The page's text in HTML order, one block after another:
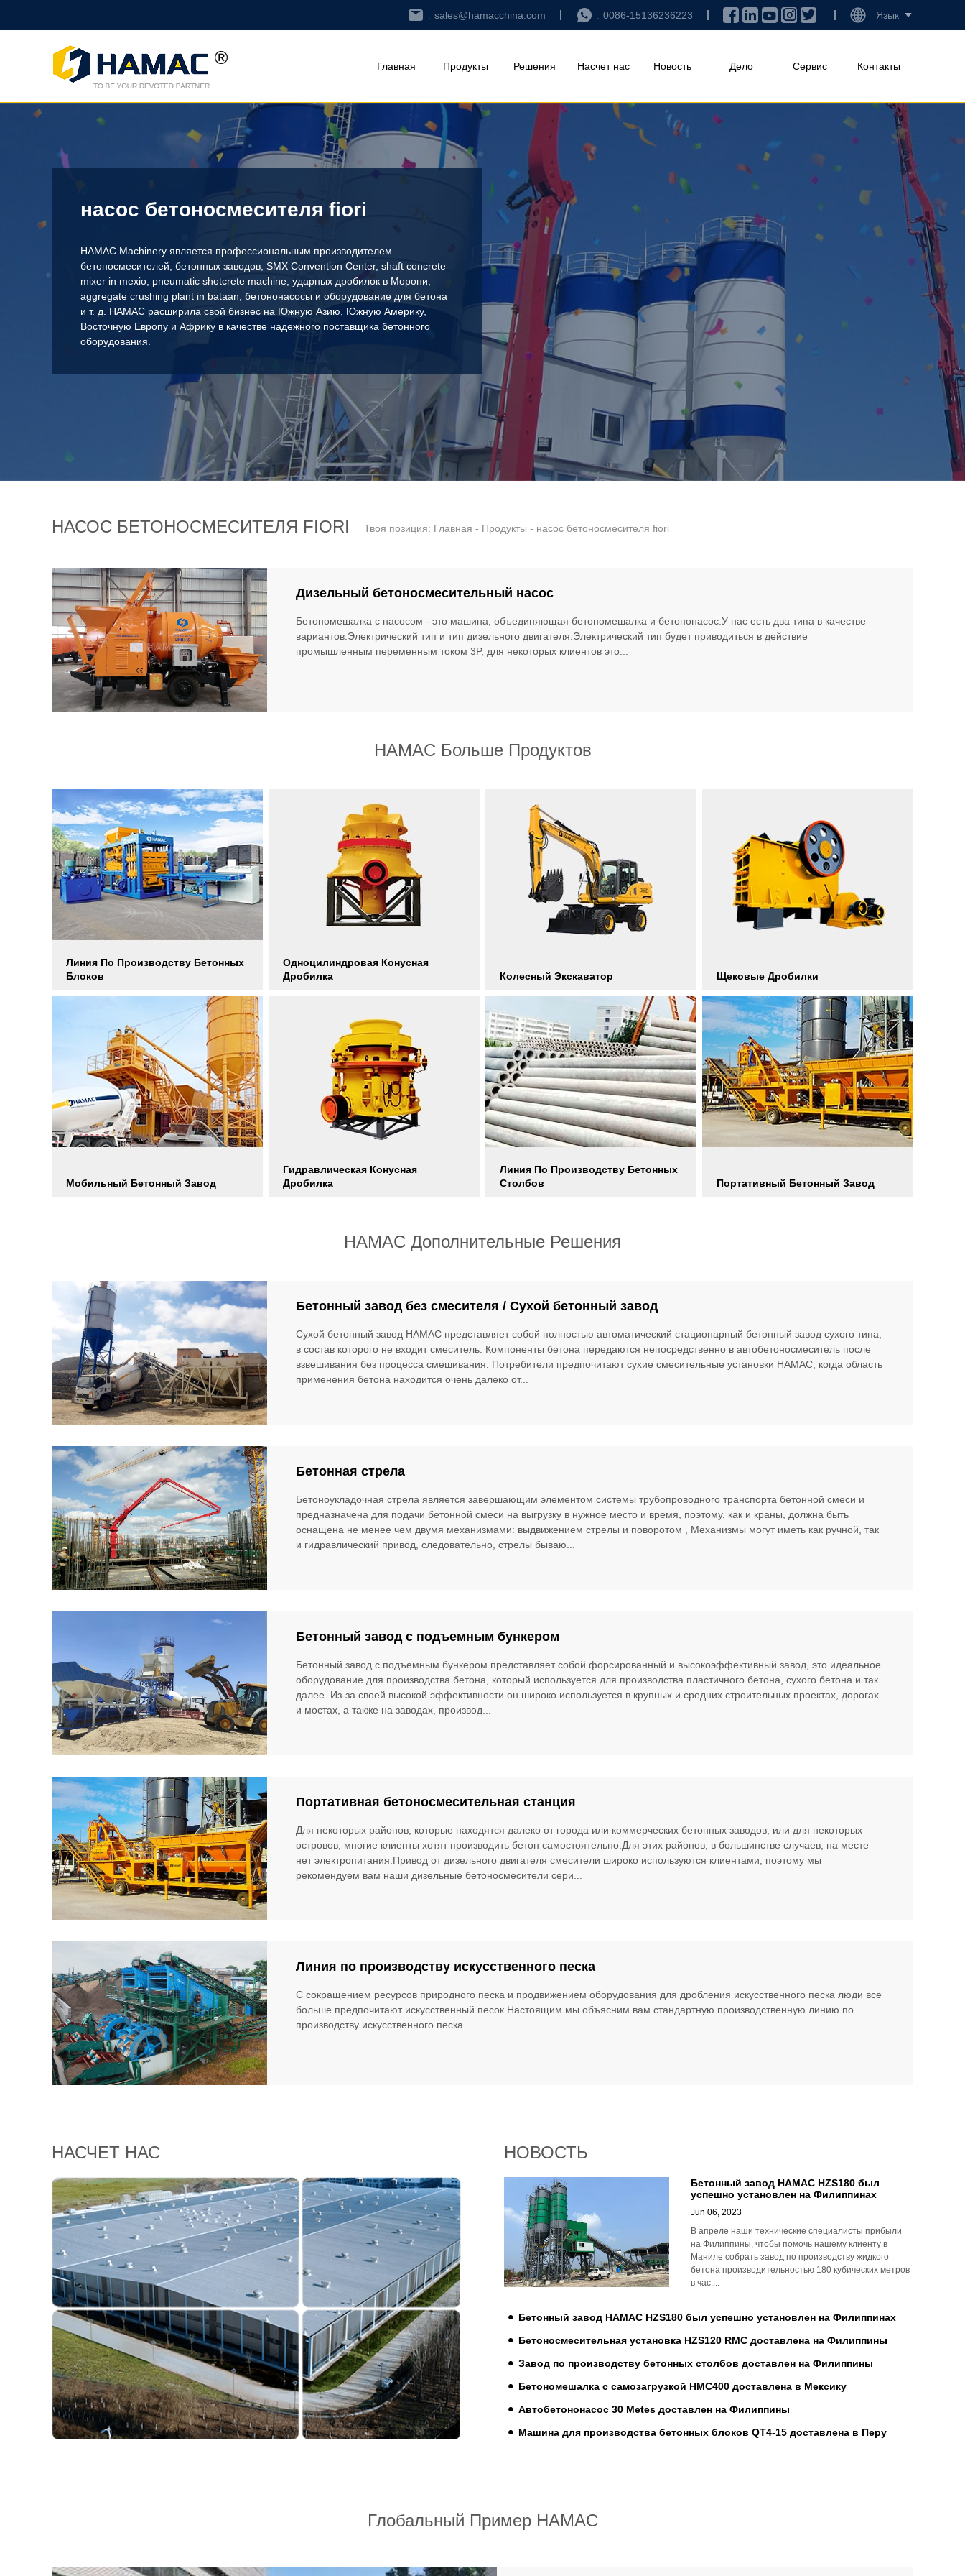
sales@hamacchina.com 0086-15136236223 Язык
Главная Продукты Решения Насчет нас Новость Дело Сервис Контакты
насос бетоносмесителя fiori
HAMAC Machinery является профессиональным производителем
бетоносмесителей, бетонных заводов, SMX Convention Center, shaft concrete
mixer in mexio pneumatic shotcrete machine ударных дробилок в Морони
aggregate crushing plant in bataan , бетононасосы и оборудование для бетона
и т. д. HAMAC расширила свой бизнес на Южную Азию, Южную Америку,
Восточную Европу и Африку в качестве надежного поставщика бетонного
оборудования.
НАСОС БЕТОНОСМЕСИТЕЛЯ FIORI Твоя позиция: Главная - Продукты - насос бетоносмесителя fiori
Дизельный бетоносмесительный насос
Бетономешалка с насосом - это машина, объединяющая бетономешалка и бетононасос.У нас есть два типа в качестве
вариантов.Электрический тип и тип дизельного двигателя.Электрический тип будет приводиться в действие
промышленным переменным током 3P, для некоторых клиентов это...
HAMAC Больше Продуктов
Линия По Производству Бетонных
Блоков
Одноцилиндровая Конусная
Дробилка
Колесный Экскаватор Щековые Дробилки
Мобильный Бетонный Завод
Гидравлическая Конусная
Дробилка
Линия По Производству Бетонных
Столбов
Портативный Бетонный Завод
HAMAC Дополнительные Решения
Бетонный завод без смесителя / Сухой бетонный завод
Сухой бетонный завод HAMAC представляет собой полностью автоматический стационарный бетонный завод сухого типа,
в состав которого не входит смеситель. Компоненты бетона передаются непосредственно в автобетоносмеситель после
взвешивания без процесса смешивания. Потребители предпочитают сухие смесительные установки HAMAC, когда область
применения бетона находится очень далеко от...
Бетонная стрела
Бетоноукладочная стрела является завершающим элементом системы трубопроводного транспорта бетонной смеси и
предназначена для подачи бетонной смеси на выгрузку в нужное место и время, поэтому, как и краны, должна быть
оснащена не менее чем двумя механизмами: выдвижением стрелы и поворотом , Механизмы могут иметь как ручной, так
и гидравлический привод, следовательно, стрелы бываю...
Бетонный завод с подъемным бункером
Бетонный завод с подъемным бункером представляет собой форсированный и высокоэффективный завод, это идеальное
оборудование для производства бетона, который используется для производства пластичного бетона, сухого бетона и так
далее. Из-за своей высокой эффективности он широко используется в крупных и средних строительных проектах, дорогах
и мостах, а также на заводах, производ...
Портативная бетоносмесительная станция
Для некоторых районов, которые находятся далеко от города или коммерческих бетонных заводов, или для некоторых
островов, многие клиенты хотят производить бетон самостоятельно.Для этих районов, в большинстве случаев, на месте
нет электропитания.Привод от дизельного двигателя смесители широко используются клиентами, поэтому мы
рекомендуем вам наши дизельные бетоносмесители сери...
Линия по производству искусственного песка
С сокращением ресурсов природного песка и продвижением оборудования для дробления искусственного песка люди все
больше предпочитают искусственный песок.Настоящим мы объясним вам стандартную производственную линию по
производству искусственного песка....
НАСЧЕТ НАС НОВОСТЬ
Бетонный завод HAMAC HZS180 был
успешно установлен на Филиппинах
Jun 06, 2023
В апреле наши технические специалисты прибыли
на Филиппины, чтобы помочь нашему клиенту в
Маниле собрать завод по производству жидкого
бетона производительностью 180 кубических метров
в час....
Бетонный завод HAMAC HZS180 был успешно установлен на Филиппинах
Бетоносмесительная установка HZS120 RMC доставлена на Филиппины
Завод по производству бетонных столбов доставлен на Филиппины
Бетономешалка с самозагрузкой HMC400 доставлена в Мексику
Автобетононасос 30 Metes доставлен на Филиппины
Машина для производства бетонных блоков QT4-15 доставлена в Перу
Глобальный Пример HAMAC